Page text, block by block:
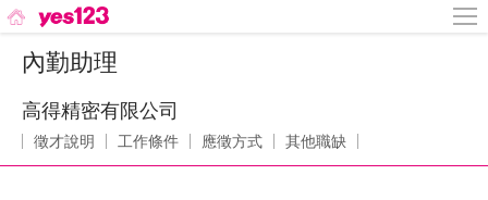
內勤助理
高得精密有限公司
徵才說明 工作條件 應徵方式 其他職缺